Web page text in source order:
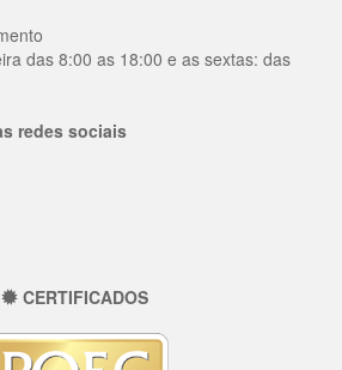
das 8:00 as 18:00 e as sextas: das
redes sociais
CERTIFICADOS